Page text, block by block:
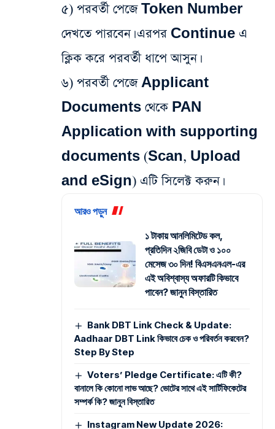
৫) পরবর্তী পেজে Token Number
দেখতে পারবেন। এরপর Continue এ
ক্লিক করে পরবর্তী ধাপে আসুন।
৬) পরবর্তী পেজে Applicant
Documents থেকে PAN
Application with supporting
documents (Scan, Upload
and eSign) এটি সিলেক্ট করুন।
আরও পড়ুন
১ টাকায় আনলিমিটেড কল,
প্রতিদিন ২জিবি ডেটা ও ১০০
মেসেজ ৩০ দিন! বিএসএনএল-এর
এই অবিশ্বাস্য অফারটি কিভাবে
পাবেন? জানুন বিস্তারিত
Bank DBT Link Check & Update:
Aadhaar DBT Link কিভাবে চেক ও পরিবর্তন করবেন?
Step By Step
Voters’ Pledge Certificate: এটি কী?
বানালে কি কোনো লাভ আছে? ভোটের সাথে এই সার্টিফিকেটের
সম্পর্ক কি? জানুন বিস্তারিত
Instagram New Update 2026: